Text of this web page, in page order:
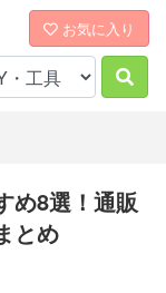
お気に入り
め8選！通販
とめ